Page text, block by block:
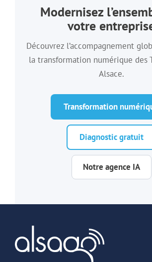
Modernisez
votre
Découvrez l’accompagnement
la transformation numérique des
Alsace.
Transformation
Diagnostic gratuit
Notre agence IA